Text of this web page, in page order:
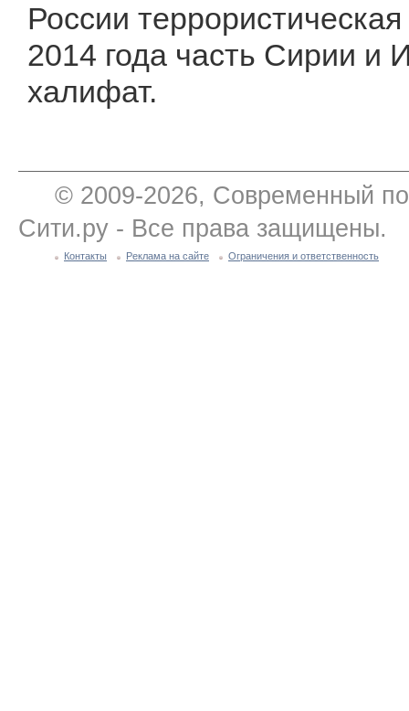
России
2014 года часть Сирии и
халифат.
© 2009-2026, Современный
Сити.ру - Все права защищены.
Контакты Реклама на сайте Ограничения и ответственность